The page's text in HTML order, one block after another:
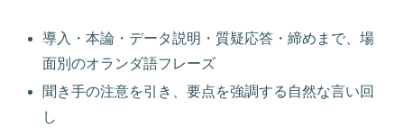
導入・本論・データ説明・質疑応答・締めまで、場
面別のオランダ語フレーズ
聞き手の注意を引き、要点を強調する自然な言い回
し